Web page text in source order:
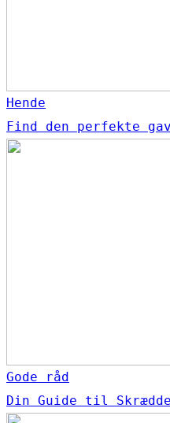
Hende
Find den perfekte
Gode råd
Din Guide til